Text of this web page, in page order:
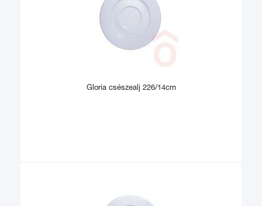
Gloria csészealj 226/14cm